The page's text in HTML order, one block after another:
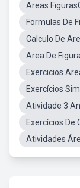
Areas
Formulas De
Calculo De
Area De
Exercicios
Exercícios
Atividade 3
Exercícios De
Atividades